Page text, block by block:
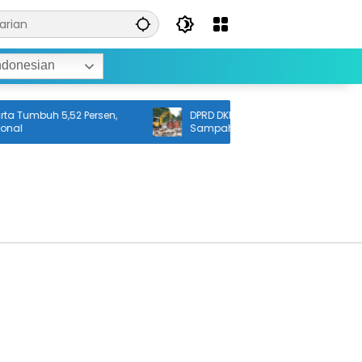
5,52 Persen,
DPRD DKI Akan Sisir 200 Vendor
Sampah Swasta